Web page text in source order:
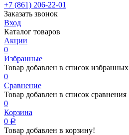
+7 (861) 206-22-01
Заказать звонок
Вход
Каталог товаров
Акции
0
Избранные
Товар добавлен в список избранных
0
Сравнение
Товар добавлен в список сравнения
0
Корзина
0 Р
Товар добавлен в корзину!